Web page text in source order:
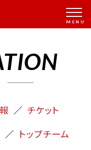
チケット
トップチーム